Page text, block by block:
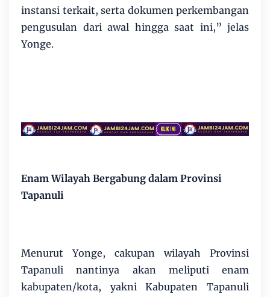
instansi terkait, serta dokumen perkembangan
pengusulan dari awal hingga saat ini,” jelas
Yonge.
Enam Wilayah Bergabung dalam Provinsi
Tapanuli
Menurut Yonge, cakupan wilayah Provinsi
Tapanuli nantinya akan meliputi enam
kabupaten/kota, yakni Kabupaten Tapanuli